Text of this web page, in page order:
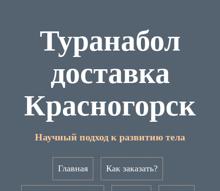
Туранабол
доставка
Красногорск
Научный подход к развитию тела
Главная Как заказать?